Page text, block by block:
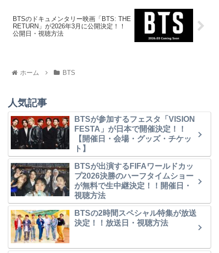
BTSのドキュメンタリー映画「BTS: THE
RETURN」が2026年3月に公開決定！！
公開日・視聴方法
ホーム BTS
人気記事
BTSが参加するフェスタ「VISION
FESTA」が日本で開催決定！！
【開催日・会場・グッズ・チケッ
ト】
BTSが出演するFIFAワールドカッ
プ2026決勝のハーフタイムショー
が無料で生中継決定！！開催日・
視聴方法
BTSの2時間スペシャル特集が放送
決定！！放送日・視聴方法